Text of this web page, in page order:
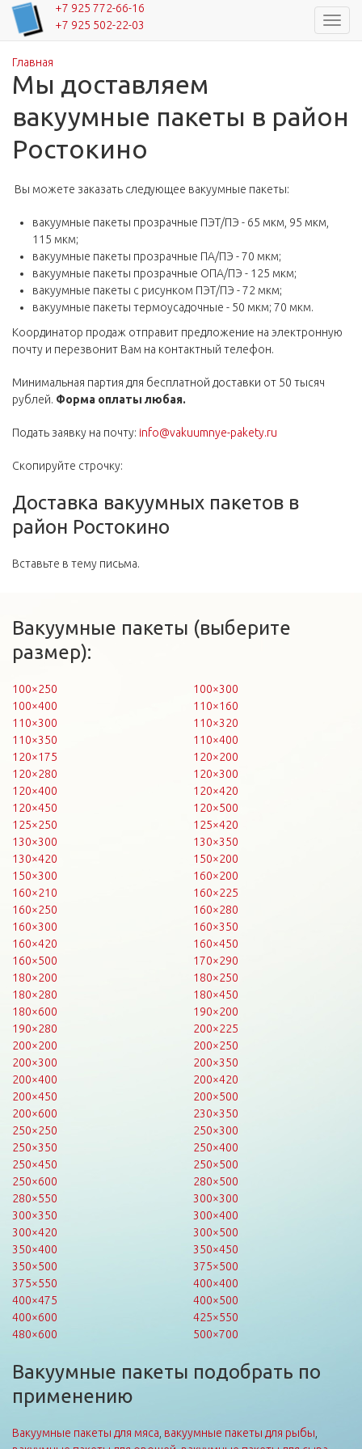
+7 925 772-66-16
+7 925 502-22-03
Вы здесь
Главная
Мы доставляем
вакуумные пакеты в район
Ростокино
Вы можете заказать следующее вакуумные пакеты:
вакуумные пакеты прозрачные ПЭТ/ПЭ - 65 мкм, 95 мкм,
115 мкм;
вакуумные пакеты прозрачные ПА/ПЭ - 70 мкм;
вакуумные пакеты прозрачные ОПА/ПЭ - 125 мкм;
вакуумные пакеты с рисунком ПЭТ/ПЭ - 72 мкм;
вакуумные пакеты термоусадочные - 50 мкм; 70 мкм.
Координатор продаж отправит предложение на электронную
почту и перезвонит Вам на контактный телефон.
Минимальная партия для бесплатной доставки от 50 тысяч
рублей. Форма оплаты любая.
Подать заявку на почту: info@vakuumnye-pakety.ru
Скопируйте строчку:
Доставка вакуумных пакетов в
район Ростокино
Вставьте в тему письма.
Вакуумные пакеты (выберите
размер):
100×250
100×300
100×400
110×160
110×300
110×320
110×350
110×400
120×175
120×200
120×280
120×300
120×400
120×420
120×450
120×500
125×250
125×420
130×300
130×350
130×420
150×200
150×300
160×200
160×210
160×225
160×250
160×280
160×300
160×350
160×420
160×450
160×500
170×290
180×200
180×250
180×280
180×450
180×600
190×200
190×280
200×225
200×200
200×250
200×300
200×350
200×400
200×420
200×450
200×500
200×600
230×350
250×250
250×300
250×350
250×400
250×450
250×500
250×600
280×500
280×550
300×300
300×350
300×400
300×420
300×500
350×400
350×450
350×500
375×500
375×550
400×400
400×475
400×500
400×600
425×550
480×600
500×700
Вакуумные пакеты подобрать по
применению
Вакуумные пакеты для мяса вакуумные пакеты для рыбы